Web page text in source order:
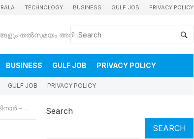
TECHNOLOGY BUSINESS GULF JOB PRIVACY POLICY
കുവൈറ്റിലെ വാർത്തകളും വിശേഷങ്ങളും തൽസമയം അറിയാൻ
BUSINESS GULF JOB PRIVACY POLICY
GULF JOB PRIVACY POLICY
Search
SEARCH